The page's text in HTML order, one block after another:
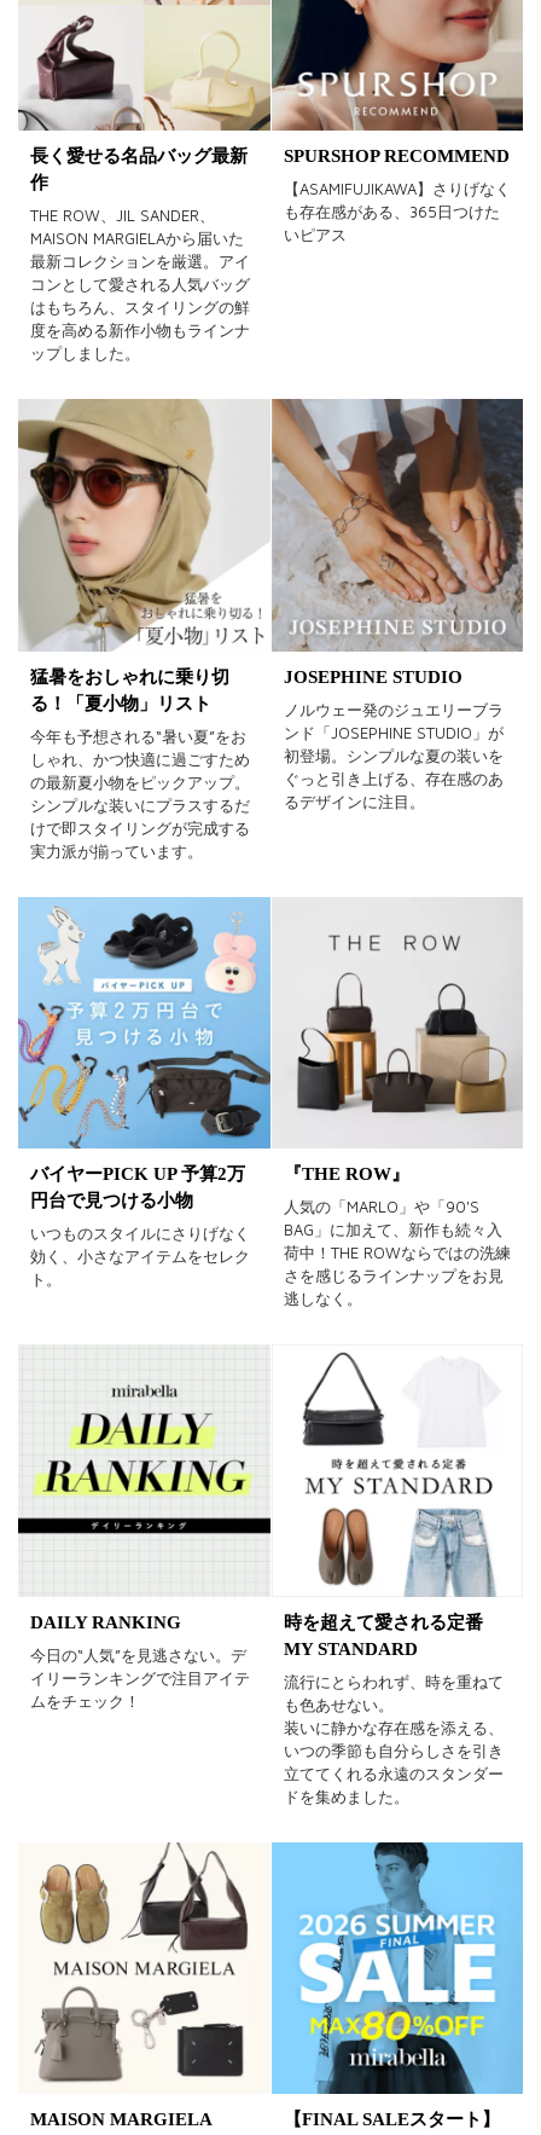
長く愛せる名品バッグ最新
作
THE ROW、JIL SANDER、
MAISON MARGIELAから届いた
最新コレクションを厳選。アイ
コンとして愛される人気バッグ
はもちろん、スタイリングの鮮
度を高める新作小物もラインナ
ップしました。
SPURSHOP RECOMMEND
【ASAMIFUJIKAWA】さりげなく
も存在感がある、365日つけた
いピアス
猛暑をおしゃれに乗り切
る！「夏小物」リスト
今年も予想される“暑い夏”をお
しゃれ、かつ快適に過ごすため
の最新夏小物をピックアップ。
シンプルな装いにプラスするだ
けで即スタイリングが完成する
実力派が揃っています。
JOSEPHINE STUDIO
ノルウェー発のジュエリーブラ
ンド「JOSEPHINE STUDIO」が
初登場。シンプルな夏の装いを
ぐっと引き上げる、存在感のあ
るデザインに注目。
バイヤーPICK UP 予算2万
円台で見つける小物
いつものスタイルにさりげなく
効く、小さなアイテムをセレク
ト。
『THE ROW』
人気の「MARLO」や「90'S
BAG」に加えて、新作も続々入
荷中！THE ROWならではの洗練
さを感じるラインナップをお見
逃しなく。
DAILY RANKING
今日の“人気”を見逃さない。デ
イリーランキングで注目アイテ
ムをチェック！
時を超えて愛される定番
MY STANDARD
流行にとらわれず、時を重ねて
も色あせない。
装いに静かな存在感を添える、
いつの季節も自分らしさを引き
立ててくれる永遠のスタンダー
ドを集めました。
MAISON MARGIELA
【FINAL SALEスタート】